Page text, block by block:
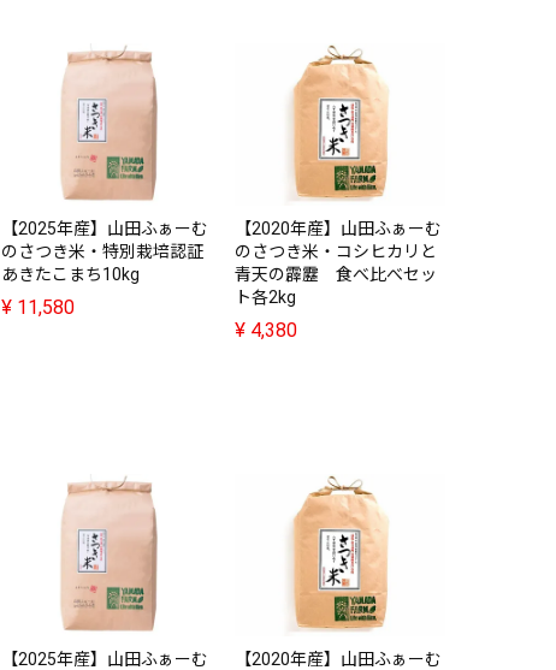
【2025年産】山田ふぁーむ
のさつき米・特別栽培認証
あきたこまち10kg
¥ 11,580
【2020年産】山田ふぁーむ
のさつき米・コシヒカリと
青天の霹靂 食べ比べセッ
ト各2kg
¥ 4,380
【2025年産】山田ふぁーむ
【2020年産】山田ふぁーむ